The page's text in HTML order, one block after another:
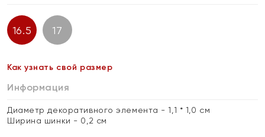
16.5 17
Как узнать свой размер
Информация
Диаметр декоративного элемента - 1,1 * 1,0 см
Ширина шинки - 0,2 см